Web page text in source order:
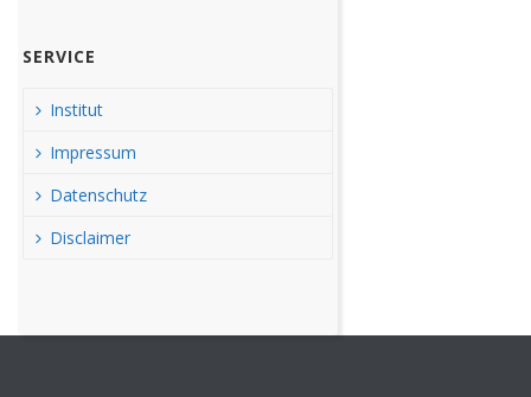
SERVICE
Institut
Impressum
Datenschutz
Disclaimer